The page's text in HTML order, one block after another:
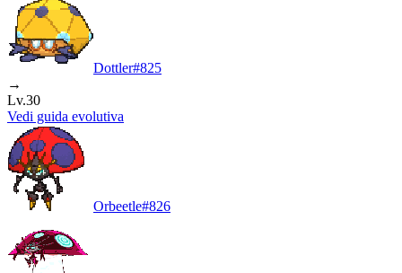
Dottler#825
→
Lv.30
Vedi guida evolutiva
Orbeetle#826